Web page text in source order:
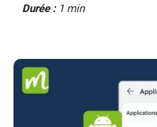
Durée : 1 min